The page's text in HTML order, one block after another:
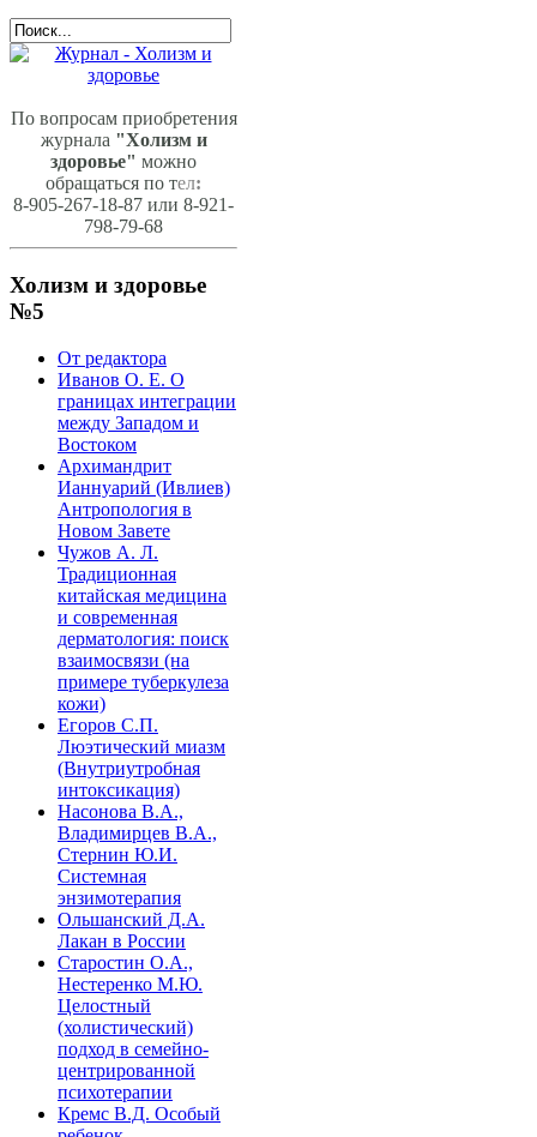
По вопросам приобретения
журнала "Холизм и
здоровье" можно
обращаться по тел:
8-905-267-18-87 или 8-921-
798-79-68
Холизм и здоровье
№5
От редактора
Иванов О. Е. О
границах интеграции
между Западом и
Востоком
Архимандрит
Ианнуарий (Ивлиев)
Антропология в
Новом Завете
Чужов А. Л.
Традиционная
китайская медицина
и современная
дерматология: поиск
взаимосвязи (на
примере туберкулеза
кожи)
Егоров С.П.
Люэтический миазм
(Внутриутробная
интоксикация)
Насонова В.А.,
Владимирцев В.А.,
Стернин Ю.И.
Системная
энзимотерапия
Ольшанский Д.А.
Лакан в России
Старостин О.А.,
Нестеренко М.Ю.
Целостный
(холистический)
подход в семейно-
центрированной
психотерапии
Кремс В.Д. Особый